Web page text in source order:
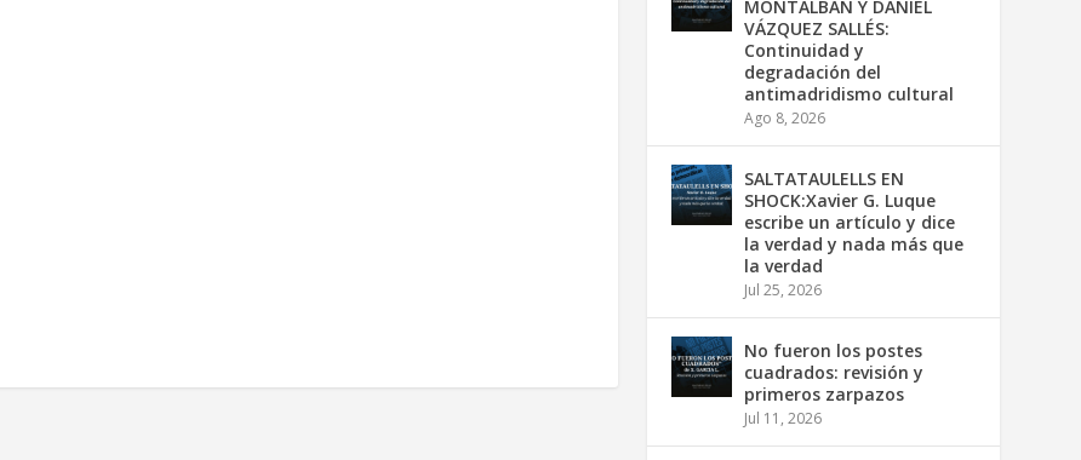
MONTALBÁN Y DANIEL
VÁZQUEZ SALLÉS:
Continuidad y
degradación del
antimadridismo cultural
Ago 8, 2026
SALTATAULELLS EN
SHOCK:Xavier G. Luque
escribe un artículo y dice
la verdad y nada más que
la verdad
Jul 25, 2026
No fueron los postes
cuadrados: revisión y
primeros zarpazos
Jul 11, 2026